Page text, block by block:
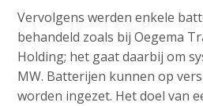
Vervolgens werden enkele
behandeld zoals bij Oegema
Holding; het gaat daarbij om
MW. Batterijen kunnen op
worden ingezet. Het doel van